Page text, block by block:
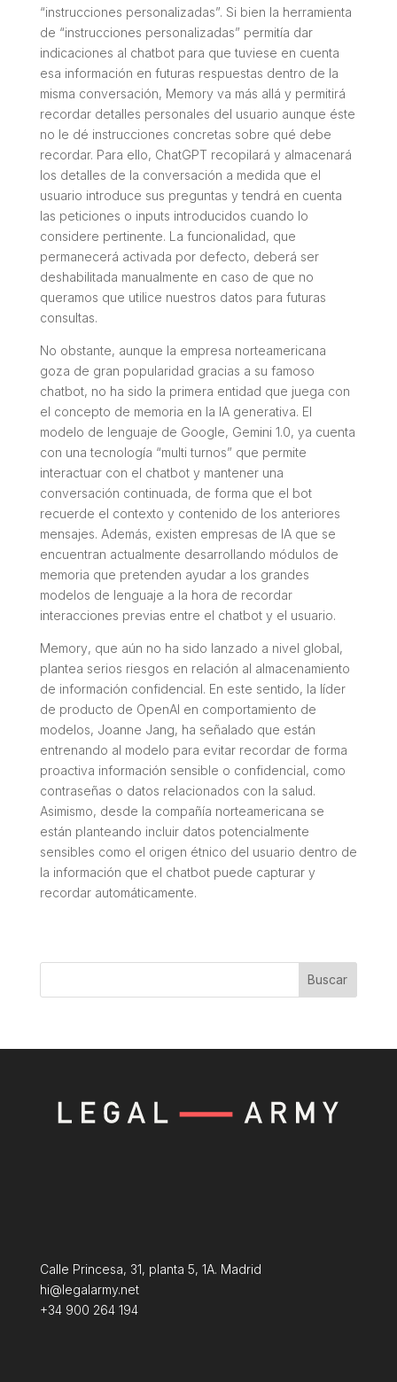
“instrucciones personalizadas”. Si bien la herramienta
de “instrucciones personalizadas” permitía dar
indicaciones al chatbot para que tuviese en cuenta
esa información en futuras respuestas dentro de la
misma conversación, Memory va más allá y permitirá
recordar detalles personales del usuario aunque éste
no le dé instrucciones concretas sobre qué debe
recordar. Para ello, ChatGPTrecopilará y almacenará
los detalles de la conversación a medida que el
usuario introduce sus preguntas y tendrá en cuenta
las peticiones o inputs introducidos cuando lo
considere pertinente. La funcionalidad, que
permanecerá activada por defecto, deberá ser
deshabilitada manualmente en caso de que no
queramos que utilice nuestros datos para futuras
consultas.
No obstante, aunque la empresa norteamericana
goza de gran popularidad gracias a su famoso
chatbot, no ha sido la primera entidad que juega con
el concepto de memoria en la IA generativa. El
modelo de lenguaje de Google, Gemini 1.0, ya cuenta
con una tecnología “multi turnos” que permite
interactuar con el chatbot y mantener una
conversación continuada, de forma que el bot
recuerde el contexto y contenido de los anteriores
mensajes. Además, existen empresas de IA que se
encuentran actualmente desarrollando módulos de
memoria que pretenden ayudar a los grandes
modelos de lenguaje a la hora de recordar
interacciones previas entre el chatbot y el usuario.
Memory, que aún no ha sido lanzado a nivel global,
plantea serios riesgos en relación al almacenamiento
de información confidencial. En este sentido, la líder
de producto de OpenAI en comportamiento de
modelos, Joanne Jang, ha señalado que están
entrenando al modelo para evitar recordar de forma
proactiva información sensible o confidencial, como
contraseñas o datos relacionados con la salud.
Asimismo, desde la compañía norteamericana se
están planteando incluir datos potencialmente
sensibles como el origen étnico del usuario dentro de
la información que el chatbot puede capturar y
recordar automáticamente.
Buscar
Calle Princesa, 31, planta 5, 1A. Madrid
hi@legalarmy.net
+34 900 264 194